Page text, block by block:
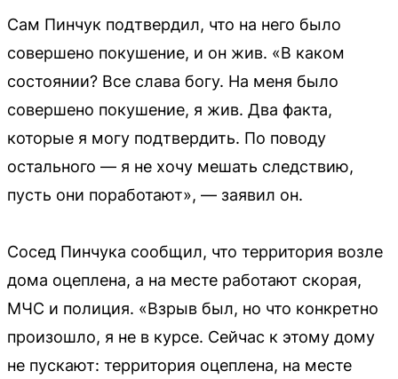
Сам Пинчук подтвердил, что на него было
совершено покушение, и он жив. «В каком
состоянии? Все слава богу. На меня было
совершено покушение, я жив. Два факта,
которые я могу подтвердить. По поводу
остального — я не хочу мешать следствию,
пусть они поработают», — заявил он.
Сосед Пинчука сообщил, что территория возле
дома оцеплена, а на месте работают скорая,
МЧС и полиция. «Взрыв был, но что конкретно
произошло, я не в курсе. Сейчас к этому дому
не пускают: территория оцеплена, на месте